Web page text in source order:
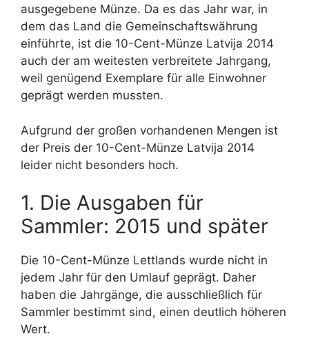
ausgegebene Münze. Da es das Jahr war, in
dem das Land die Gemeinschaftswährung
einführte, ist die 10-Cent-Münze Latvija 2014
auch der am weitesten verbreitete Jahrgang,
weil genügend Exemplare für alle Einwohner
geprägt werden mussten.
Aufgrund der großen vorhandenen Mengen ist
der Preis der 10-Cent-Münze Latvija 2014
leider nicht besonders hoch.
1. Die Ausgaben für
Sammler: 2015 und später
Die 10-Cent-Münze Lettlands wurde nicht in
jedem Jahr für den Umlauf geprägt. Daher
haben die Jahrgänge, die ausschließlich für
Sammler bestimmt sind, einen deutlich höheren
Wert.